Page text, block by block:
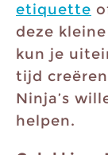
etiquette
deze
kun je
tijd
Ninja’s
helpen.